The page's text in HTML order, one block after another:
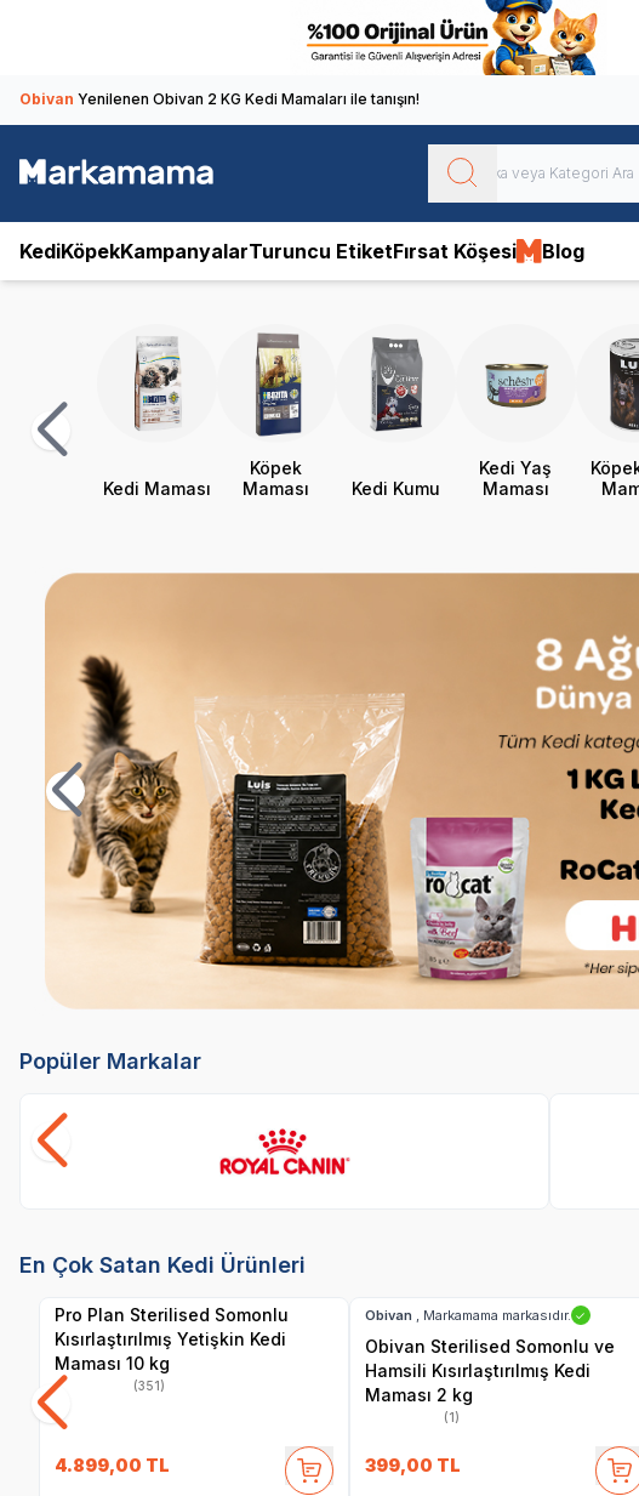
Obivan Yenilenen Obivan 2 KG Kedi Mamaları ile tanışın!
KediKöpekKampanyalarTuruncu EtiketFırsat Köşesi Blog
Kedi Maması
Köpek
Maması
Kedi Kumu
Kedi Yaş
Maması
Popüler Markalar
Royal Canin
En Çok Satan Kedi Ürünleri
Hızlı Teslimat
Kargo Bedava
Yetkili
Satıcı
Pro Plan Sterilised Somonlu
Kısırlaştırılmış Yetişkin Kedi
Maması 10 kg
(351)
4.899,00 TL
Obivan , Markamama markasıdır. ✓
Obivan Sterilised Somonlu ve
Hamsili Kısırlaştırılmış Kedi
Maması 2 kg
(1)
399,00 TL